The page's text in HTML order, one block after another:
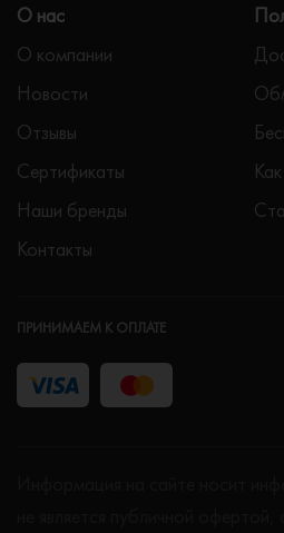
О нас
О компании
Новости
Отзывы
Сертификаты
Наши бренды
Контакты
ПРИНИМАЕМ К ОПЛАТЕ